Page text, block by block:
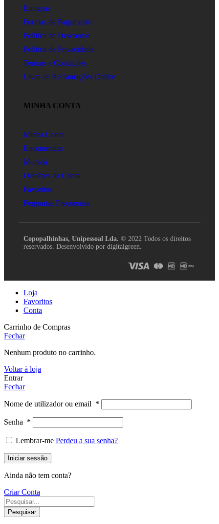
Entregas
Formas de Pagamento
Política de Descontos
Política de Privacidade
Termos e Condições
Livro de Reclamações Online
MINHA CONTA
Minha Conta
Encomendas
Morada
Detalhes da Conta
Favoritos
Perguntas Frequentes
Copopalhinhas, Unipessoal Lda. © 2022 Todos os direitos
reservados. Desenvolvido por digitalgreen.
Loja
Favoritos
Conta
Carrinho de Compras
Fechar
Nenhum produto no carrinho.
Voltar à loja
Entrar
Fechar
Nome de utilizador ou email *
Senha *
Lembrar-me Perdeu a sua senha?
Iniciar sessão
Ainda não tem conta?
Criar Conta
Pesquisar